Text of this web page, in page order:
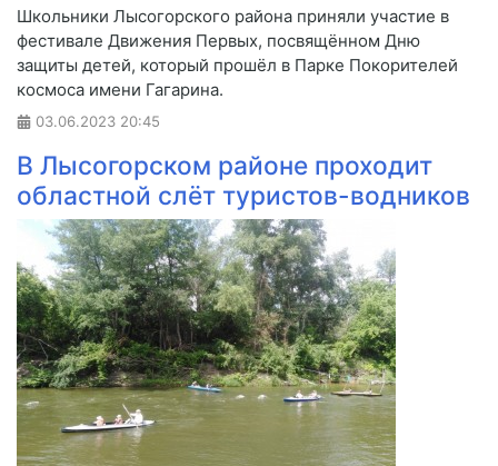
Школьники Лысогорского района приняли участие в
фестивале Движения Первых, посвящённом Дню
защиты детей, который прошёл в Парке Покорителей
космоса имени Гагарина.
03.06.2023 20:45
В Лысогорском районе проходит
областной слёт туристов-водников